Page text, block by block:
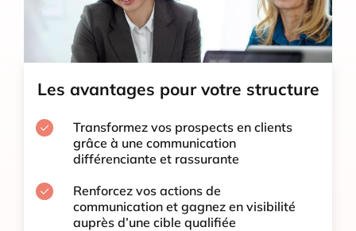
Les avantages pour votre structure
Transformez vos prospects en clients
grâce à une communication
différenciante et rassurante
Renforcez vos actions de
communication et gagnez en visibilité
auprès d’une cible qualifiée